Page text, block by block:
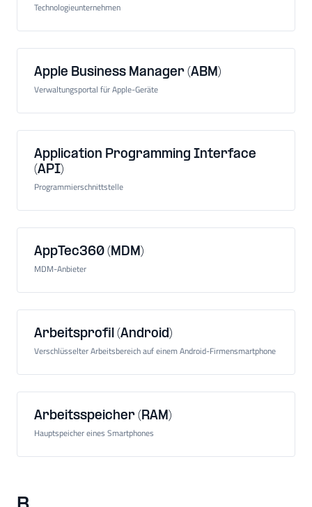
Technologieunternehmen
Apple Business Manager (ABM)
Verwaltungsportal für Apple-Geräte
Application Programming Interface
(API)
Programmierschnittstelle
AppTec360 (MDM)
MDM-Anbieter
Arbeitsprofil (Android)
Verschlüsselter Arbeitsbereich auf einem Android-Firmensmartphone
Arbeitsspeicher (RAM)
Hauptspeicher eines Smartphones